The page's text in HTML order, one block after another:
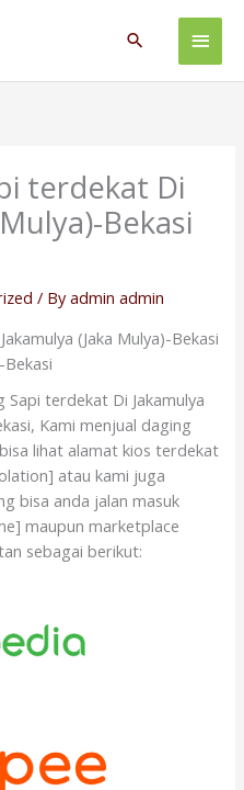
Main
Search
terdekat Di
Bekasi
/ Byadmin admin
(Jaka Mulya)-Bekasi
Bekasi
Sapi terdekat Di Jakamulya
Kami menjual daging
lihat alamat kios terdekat
atau kami juga
bisa anda jalan masuk
maupun marketplace
sebagai berikut: